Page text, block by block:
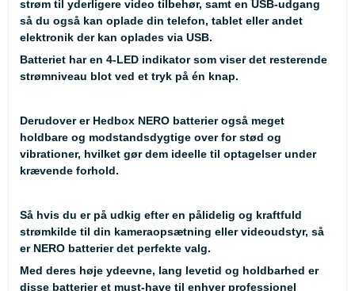
strøm til yderligere video tilbehør, samt en USB-udgang
så du også kan oplade din telefon, tablet eller andet
elektronik der kan oplades via USB.
Batteriet har en 4-LED indikator som viser det resterende
strømniveau blot ved et tryk på én knap.
Derudover er Hedbox NERO batterier også meget
holdbare og modstandsdygtige over for stød og
vibrationer, hvilket gør dem ideelle til optagelser under
krævende forhold.
Så hvis du er på udkig efter en pålidelig og kraftfuld
strømkilde til din kameraopsætning eller videoudstyr, så
er NERO batterier det perfekte valg.
Med deres høje ydeevne, lang levetid og holdbarhed er
disse batterier et must-have til enhver professionel